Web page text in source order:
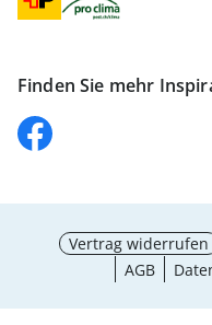
Finden Sie mehr
Vertrag widerrufen
AGB